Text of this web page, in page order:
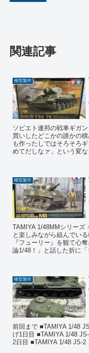
関連記事
模型製作
ソビエト連邦の戦車ギガ
買いしたどこかの誰かの
も作ったしではそろそろ
めてだしなァ」という変
模型製作
TAMIYA 1/48MMシリーズ
と楽しみながら組んでい
『フューリー』を観て心
論1/48！」と話した折に
模型製作
前回まで ■TAMIYA 1/48
げ1日目 ■TAMIYA 1/48
2日目 ■TAMIYA 1/48 JS-2